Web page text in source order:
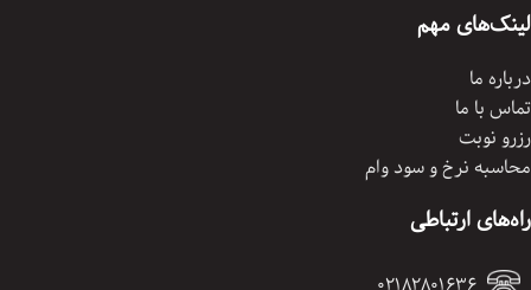
لینک‌های مهم
درباره ما
تماس با ما
رزرو نوبت
محاسبه نرخ و سود وام
راه‌های ارتباطی